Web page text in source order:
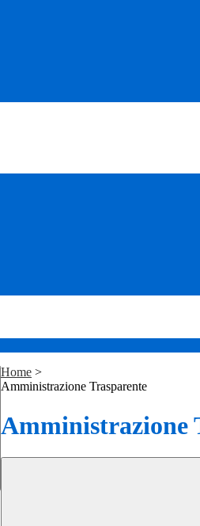
Home >
Amministrazione Trasparente
Amministrazione